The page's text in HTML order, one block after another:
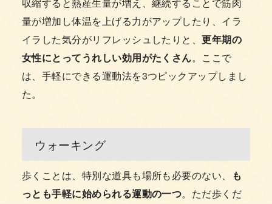
量が増加し体温を上げる力がアップしたり、イラ
イラした気分がリフレッシュしたりと、更年期の
女性にとってうれしい効用がたくさん。ここで
は、手軽にできる運動法を3つピックアップしまし
た。
ウォーキング
歩くことは、特別な道具も場所も必要のない、
も
っとも手軽に始められる運動の一つ。ただ歩くだ